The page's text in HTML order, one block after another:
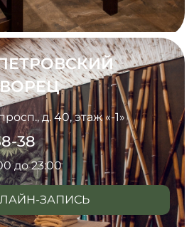
д. 40, этаж «-1»
38
до 23:00
ЗАПИСЬ